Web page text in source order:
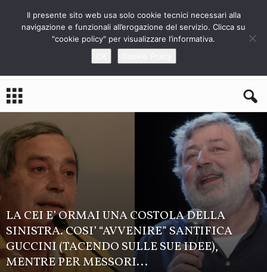
S
r
i
r
LA CEI E’ ORMAI UNA COSTOLA DELLA
SINISTRA. COSI’ “AVVENIRE” SANTIFICA
GUCCINI (TACENDO SULLE SUE IDEE),
MENTRE PER MESSORI...
Il presente sito web usa solo cookie tecnici necessari alla
navigazione e funzionali all’erogazione del servizio. Clicca su
"cookie policy" per visualizzare l’informativa.